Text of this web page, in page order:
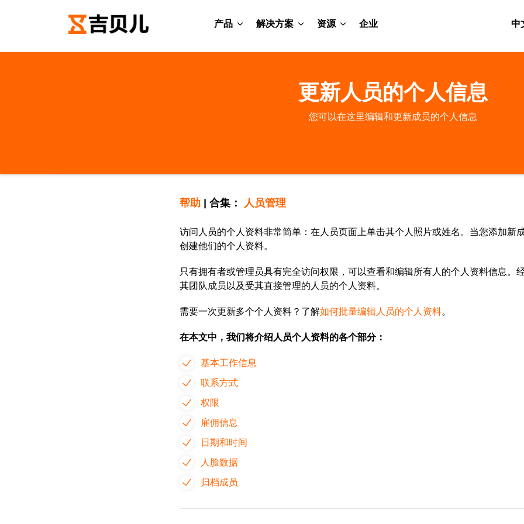
产品 解决方案 资源 企业 中
更新人员的个人信息
您可以在这里编辑和更新成员的个人信息
帮助 | 合集： 人员管理
访问人员的个人资料非常简单：在人员页面上单击其个人照片或姓名。当您添加新
创建他们的个人资料。
只有拥有者或管理员具有完全访问权限，可以查看和编辑所有人的个人资料信息。
其团队成员以及受其直接管理的人员的个人资料。
需要一次更新多个个人资料？了解如何批量编辑人员的个人资料。
在本文中，我们将介绍人员个人资料的各个部分：
基本工作信息
联系方式
权限
雇佣信息
日期和时间
人脸数据
归档成员